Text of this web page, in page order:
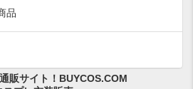
品
販サイト！BUYCOS.COM